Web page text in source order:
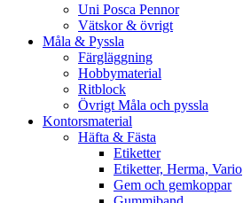
Uni Posca Pennor
Vätskor & övrigt
Måla & Pyssla
Färgläggning
Hobbymaterial
Ritblock
Övrigt Måla och pyssla
Kontorsmaterial
Häfta & Fästa
Etiketter
Etiketter, Herma, Vario
Gem och gemkoppar